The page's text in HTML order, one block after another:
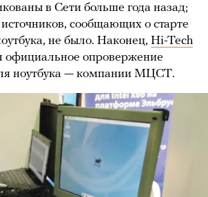
в Сети больше года назад;
сообщающих о старте
не было. Наконец, Hi-Tech
официальное опровержение
ноутбука — компании МЦСТ.